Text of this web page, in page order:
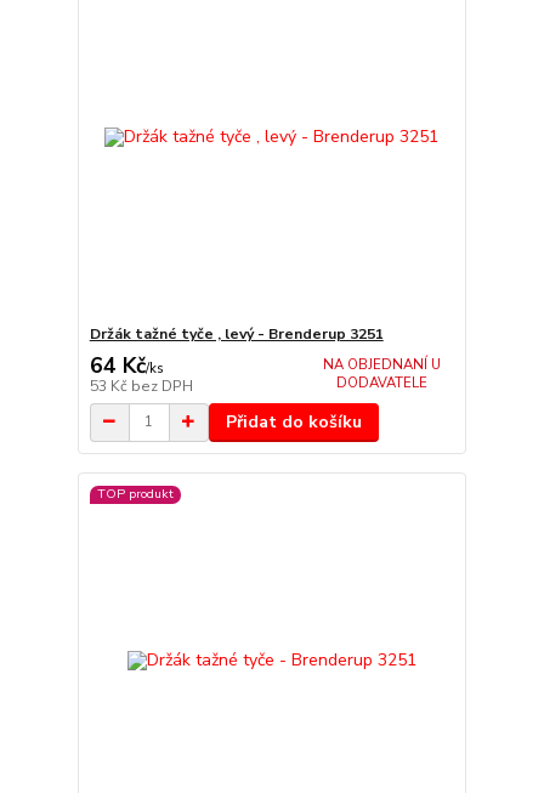
Držák tažné tyče , levý - Brenderup 3251
64 Kč/ks
53 Kč bez DPH
NA OBJEDNANÍ U
DODAVATELE
Přidat do košíku
TOP produkt